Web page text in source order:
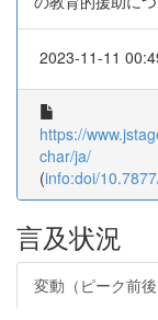
2023-11-11
https://
char/ja/
(info:doi/
言及状況
変動（ピーク前後